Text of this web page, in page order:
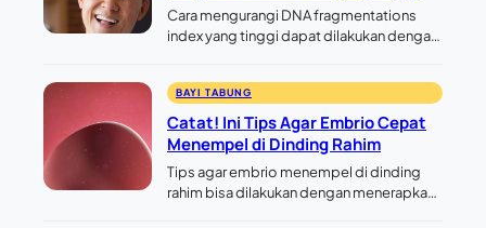
Cara mengurangi DNA fragmentations
index yang tinggi dapat dilakukan dengan
seperti merokok atau paparan radiasi.
Perawatan medis juga dapat membantu…
BAYI TABUNG
Catat! Ini Tips Agar Embrio Cepat
Menempel di Dinding Rahim
Tips agar embrio menempel di dinding
rahim bisa dilakukan dengan menerapkan